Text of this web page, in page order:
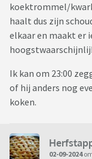
koektrommel/
haalt dus zijn
elkaar en maakt er
Ik kan om 23:00
of hij anders nog
koken.
02-09-2024